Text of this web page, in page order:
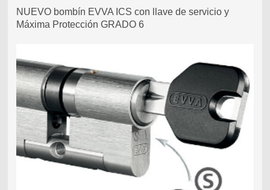
NUEVO bombín EVVA ICS con llave de servicio y
Máxima Protección GRADO 6